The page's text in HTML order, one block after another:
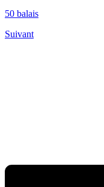
50 balais
Suivant